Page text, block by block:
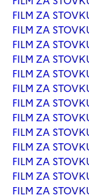
FILM ZA
FILM ZA
FILM ZA
FILM ZA
FILM ZA
FILM ZA
FILM ZA
FILM ZA
FILM ZA
FILM ZA
FILM ZA
FILM ZA
FILM ZA